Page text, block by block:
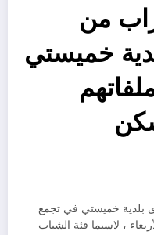
من
خميستي
بلدية خميستي في تجمع
، لاسيما فئة الشباب